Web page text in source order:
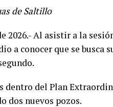
de Saltillo
Al asistir a la
a conocer que se busca
dentro del Plan
dos nuevos pozos.